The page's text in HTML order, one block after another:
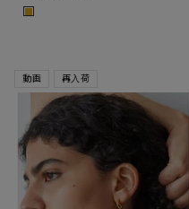
■
動画 再入荷